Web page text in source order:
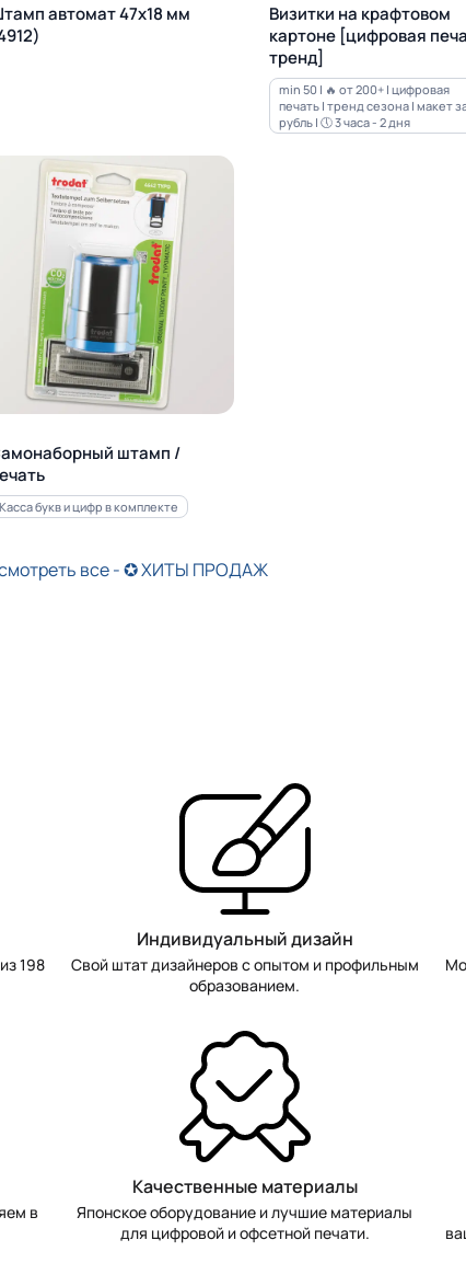
автомат 47х18 мм
Визитки на крафтовом
картоне [цифровая
тренд]
min 50 | 🔥 от 200+ | цифровая
печать | тренд сезона | макет
рубль | 🕔 3 часа - 2 дня
штамп /
Касса букв и цифр в комплекте
все - ✪ ХИТЫ ПРОДАЖ
198
Индивидуальный дизайн
Свой штат дизайнеров с опытом и профильным
образованием.
в
Качественные материалы
Японское оборудование и лучшие материалы
для цифровой и офсетной печати.